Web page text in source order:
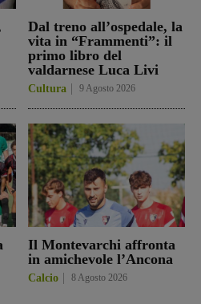
Dal treno all’ospedale, la
vita in “Frammenti”: il
primo libro del
valdarnese Luca Livi
Cultura 9 Agosto 2026
Il Montevarchi affronta
in amichevole l’Ancona
Calcio 8 Agosto 2026